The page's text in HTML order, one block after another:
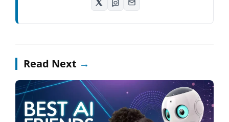
Read Next →